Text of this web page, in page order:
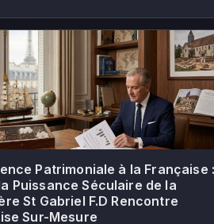
Patrimoniale à la Française :
Puissance Séculaire de la
St Gabriel F.D Rencontre
Sur-Mesure